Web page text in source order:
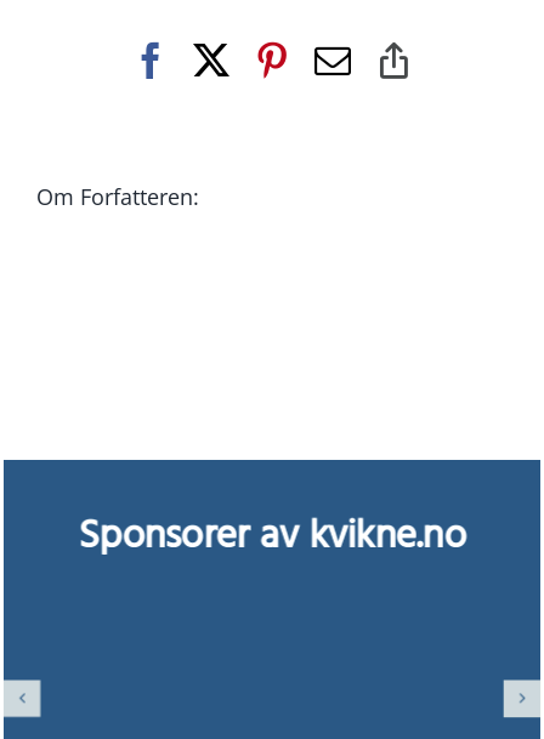
Facebook Pinterest
E-
Om Forfatteren:
Sponsorer av kvikne.no